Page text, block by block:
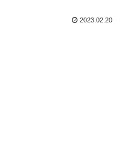
2023.02.20